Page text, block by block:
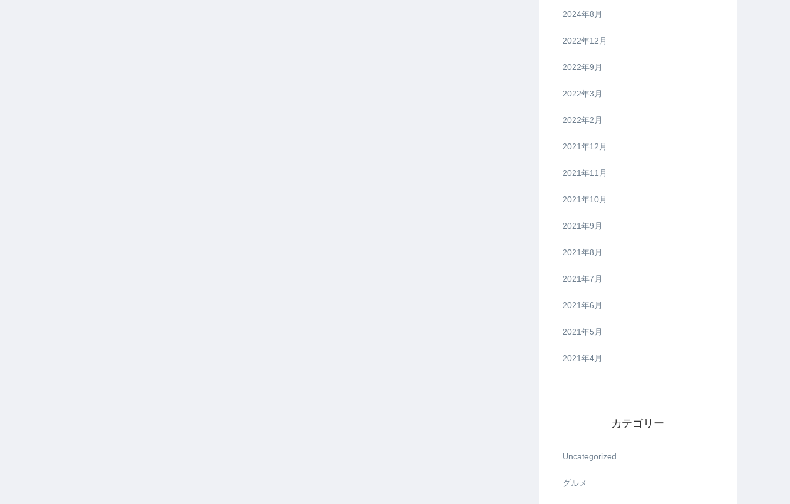
2024年8月
2022年12月
2022年9月
2022年3月
2022年2月
2021年12月
2021年11月
2021年10月
2021年9月
2021年8月
2021年7月
2021年6月
2021年5月
2021年4月
カテゴリー
Uncategorized
グルメ